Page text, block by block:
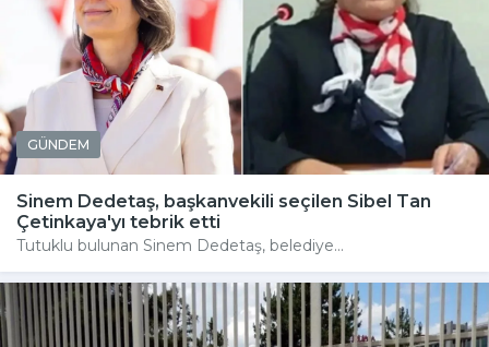
GÜNDEM
Sinem Dedetaş, başkanvekili seçilen Sibel Tan
Çetinkaya'yı tebrik etti
Tutuklu bulunan Sinem Dedetaş, belediye...